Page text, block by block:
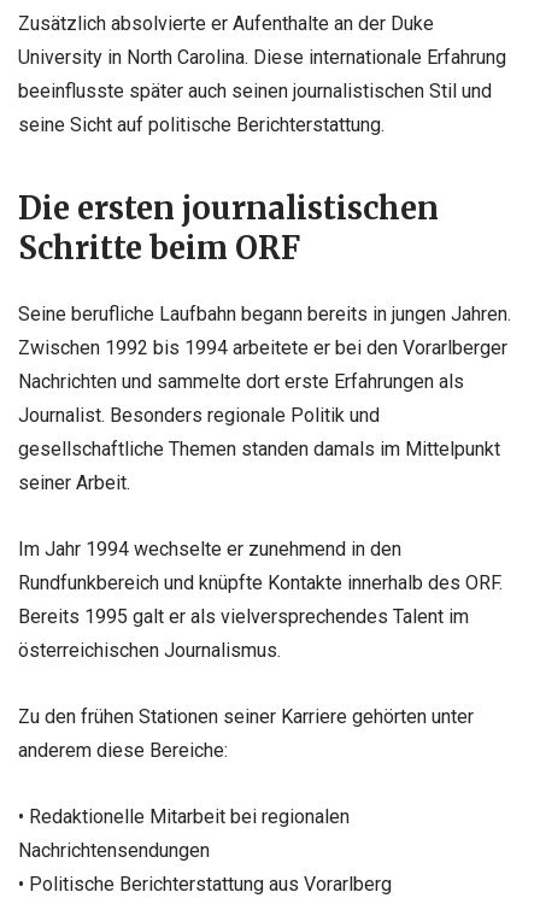
Zusätzlich absolvierte er Aufenthalte an der Duke
University in North Carolina. Diese internationale Erfahrung
beeinflusste später auch seinen journalistischen Stil und
seine Sicht auf politische Berichterstattung.
Die ersten journalistischen
Schritte beim ORF
Seine berufliche Laufbahn begann bereits in jungen Jahren.
Zwischen 1992 bis 1994 arbeitete er bei den Vorarlberger
Nachrichten und sammelte dort erste Erfahrungen als
Journalist. Besonders regionale Politik und
gesellschaftliche Themen standen damals im Mittelpunkt
seiner Arbeit.
Im Jahr 1994 wechselte er zunehmend in den
Rundfunkbereich und knüpfte Kontakte innerhalb des ORF.
Bereits 1995 galt er als vielversprechendes Talent im
österreichischen Journalismus.
Zu den frühen Stationen seiner Karriere gehörten unter
anderem diese Bereiche:
• Redaktionelle Mitarbeit bei regionalen
Nachrichtensendungen
• Politische Berichterstattung aus Vorarlberg